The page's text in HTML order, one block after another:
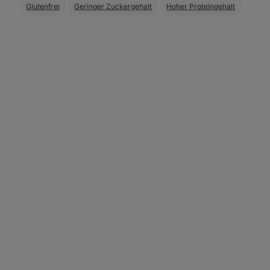
Glutenfrei Geringer Zuckergehalt Hoher Proteingehalt